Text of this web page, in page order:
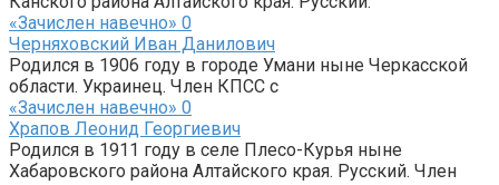
«Зачислен навечно» 0
Черняховский Иван Данилович
Родился в 1906 году в городе Умани ныне Черкасской
области. Украинец. Член КПСС с
«Зачислен навечно» 0
Храпов Леонид Георгиевич
Родился в 1911 году в селе Плесо-Курья ныне
Хабаровского района Алтайского края. Русский. Член